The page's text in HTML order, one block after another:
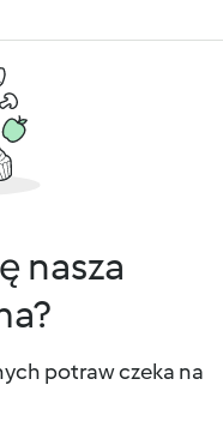
nasza
potraw czeka na